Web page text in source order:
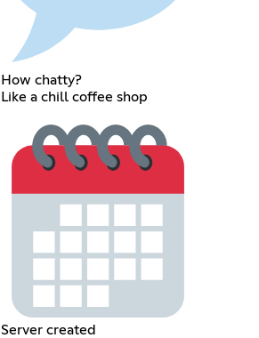
How chatty?
Like a chill coffee shop
Server created